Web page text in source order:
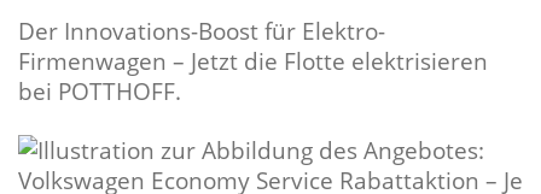
Der Innovations-Boost für Elektro-
Firmenwagen – Jetzt die Flotte elektrisieren
bei POTTHOFF.